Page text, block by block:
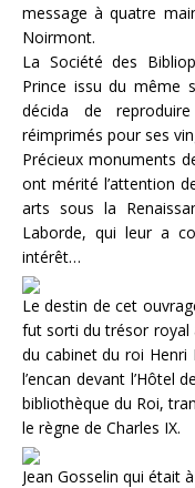
message à quatre
Noirmont.
La Société des
Prince issu du même
décida de
réimprimés pour ses
Précieux monuments
ont mérité l’attention
arts sous la
Laborde, qui leur a
intérêt…
Le destin de cet
fut sorti du trésor royal
du cabinet du roi Henri
l’encan devant l’Hôtel
bibliothèque du Roi,
le règne de Charles IX.
Jean Gosselin qui était